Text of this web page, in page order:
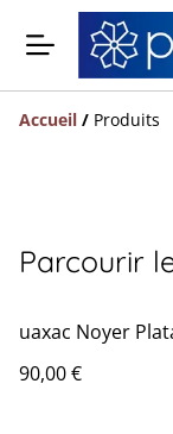
Accueil / Produits
Parcourir
uaxac Noyer
90,00 €